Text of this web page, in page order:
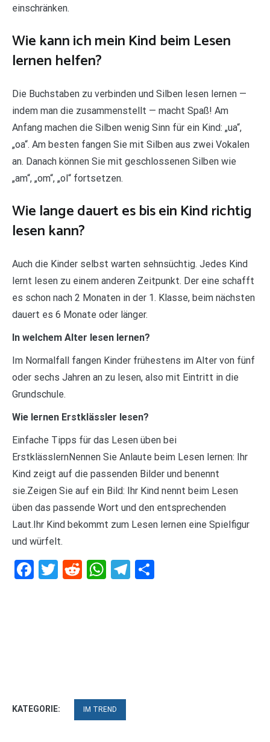
einschränken.
Wie kann ich mein Kind beim Lesen
lernen helfen?
Die Buchstaben zu verbinden und Silben lesen lernen —
indem man die zusammenstellt — macht Spaß! Am
Anfang machen die Silben wenig Sinn für ein Kind: „ua“,
„oa“. Am besten fangen Sie mit Silben aus zwei Vokalen
an. Danach können Sie mit geschlossenen Silben wie
„am“, „om“, „ol“ fortsetzen.
Wie lange dauert es bis ein Kind richtig
lesen kann?
Auch die Kinder selbst warten sehnsüchtig. Jedes Kind
lernt lesen zu einem anderen Zeitpunkt. Der eine schafft
es schon nach 2 Monaten in der 1. Klasse, beim nächsten
dauert es 6 Monate oder länger.
In welchem Alter lesen lernen?
Im Normalfall fangen Kinder frühestens im Alter von fünf
oder sechs Jahren an zu lesen, also mit Eintritt in die
Grundschule.
Wie lernen Erstklässler lesen?
Einfache Tipps für das Lesen üben bei
ErstklässlernNennen Sie Anlaute beim Lesen lernen: Ihr
Kind zeigt auf die passenden Bilder und benennt
sie.Zeigen Sie auf ein Bild: Ihr Kind nennt beim Lesen
üben das passende Wort und den entsprechenden
Laut.Ihr Kind bekommt zum Lesen lernen eine Spielfigur
und würfelt.
Facebook
Twitter
RedditWhatsApp
Telegram
KATEGORIE: IM TREND